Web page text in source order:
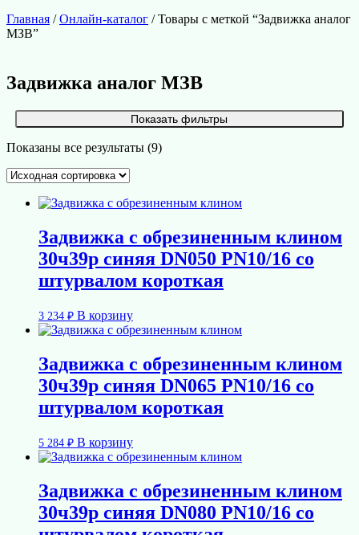
Главная /Онлайн-каталог / Товары с меткой “Задвижка аналог
МЗВ”
Задвижка аналог МЗВ
Показать фильтры
Показаны все результаты (9)
Задвижка с обрезиненным клином
30ч39р синяя DN050 PN10/16 со
штурвалом короткая
3 234 ₽ В корзину
Задвижка с обрезиненным клином
30ч39р синяя DN065 PN10/16 со
штурвалом короткая
5 284 ₽ В корзину
Задвижка с обрезиненным клином
30ч39р синяя DN080 PN10/16 со